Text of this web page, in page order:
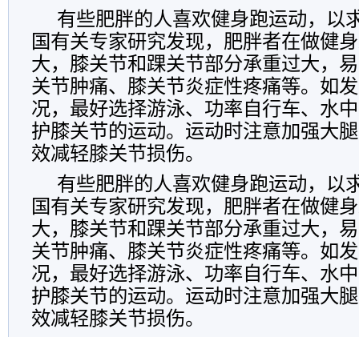
有些肥胖的人喜欢健身跑运动，以
国有关专家研究发现，肥胖者在做健
大，膝关节和踝关节部分承重过大，
关节肿痛、膝关节炎症性疼痛等。如
况，最好选择游泳、功率自行车、水
护膝关节的运动。运动时注意加强大
效减轻膝关节损伤。
有些肥胖的人喜欢健身跑运动，以
国有关专家研究发现，肥胖者在做健
大，膝关节和踝关节部分承重过大，
关节肿痛、膝关节炎症性疼痛等。如
况，最好选择游泳、功率自行车、水
护膝关节的运动。运动时注意加强大
效减轻膝关节损伤。